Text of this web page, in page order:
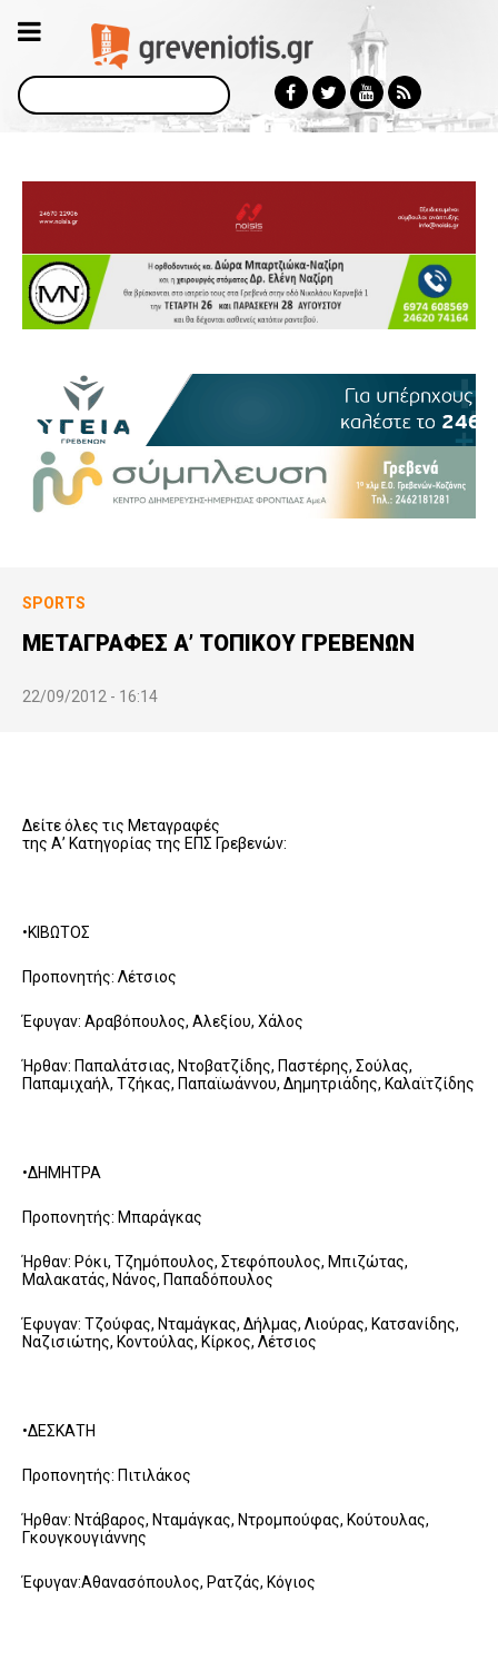
Αναζήτηση
SPORTS
ΜΕΤΑΓΡΑΦΕΣ Α’ ΤΟΠΙΚΟΥ ΓΡΕΒΕΝΩΝ
22/09/2012 - 16:14
Δείτε όλες τις Μεταγραφές
της Α’ Κατηγορίας της ΕΠΣ Γρεβενών:
•ΚΙΒΩΤΟΣ
Προπονητής: Λέτσιος
Έφυγαν: Αραβόπουλος, Αλεξίου, Χάλος
Ήρθαν: Παπαλάτσιας, Ντοβατζίδης, Παστέρης, Σούλας,
Παπαμιχαήλ, Τζήκας, Παπαϊωάννου, Δημητριάδης, Καλαϊτζίδης
•ΔΗΜΗΤΡΑ
Προπονητής: Μπαράγκας
Ήρθαν: Ρόκι, Τζημόπουλος, Στεφόπουλος, Μπιζώτας,
Μαλακατάς, Νάνος, Παπαδόπουλος
Έφυγαν: Τζούφας, Νταμάγκας, Δήλμας, Λιούρας, Κατσανίδης,
Ναζισιώτης, Κοντούλας, Κίρκος, Λέτσιος
•ΔΕΣΚΑΤΗ
Προπονητής: Πιτιλάκος
Ήρθαν: Ντάβαρος, Νταμάγκας, Ντρομπούφας, Κούτουλας,
Γκουγκουγιάννης
Έφυγαν:Αθανασόπουλος, Ρατζάς, Κόγιος